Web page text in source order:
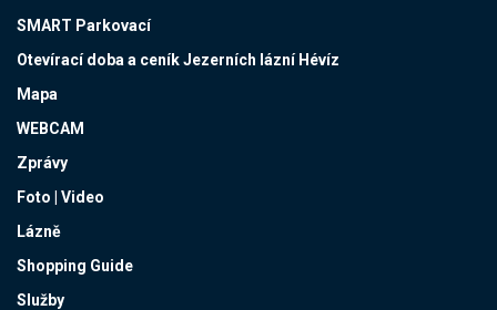
SMART Parkovací
Otevírací doba a ceník Jezerních lázní Hévíz
Mapa
WEBCAM
Zprávy
Foto | Video
Lázně
Shopping Guide
Služby